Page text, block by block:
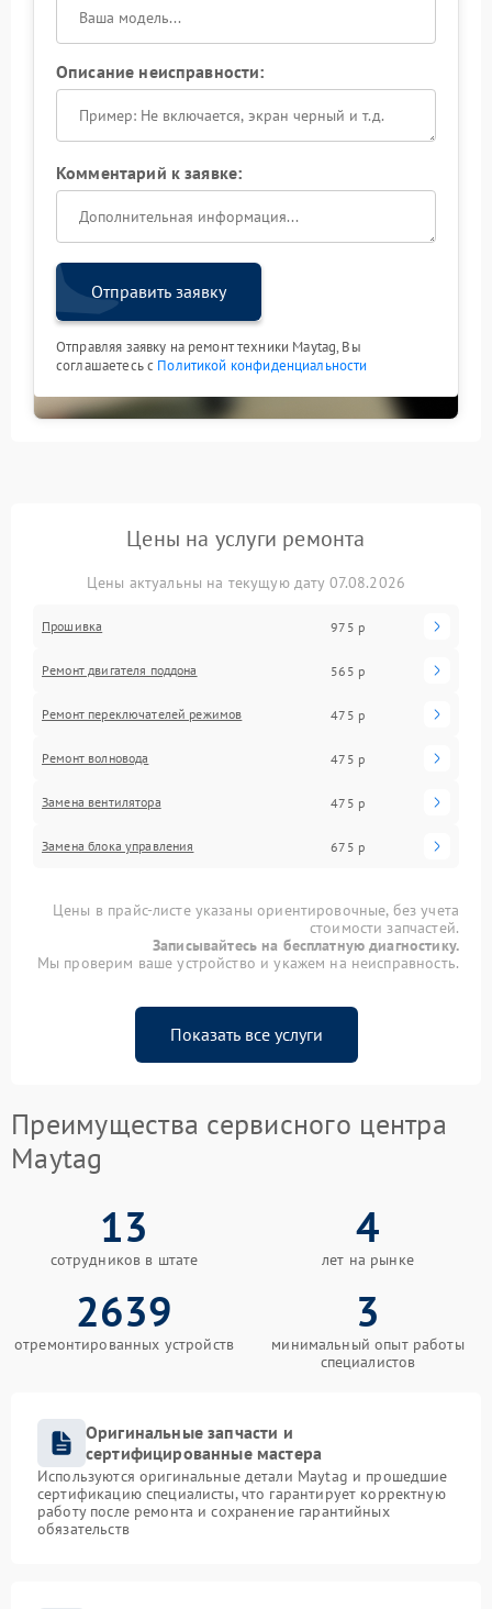
Описание неисправности:
Комментарий к заявке:
Отправить заявку
Отправляя заявку на ремонт техники Maytag, Вы
соглашаетесь с Политикой конфиденциальности
Цены на услуги ремонта
Цены актуальны на текущую дату 07.08.2026
Прошивка 975 р
Ремонт двигателя поддона 565 р
Ремонт переключателей режимов 475 р
Ремонт волновода 475 р
Замена вентилятора 475 р
Замена блока управления 675 р
Цены в прайс-листе указаны ориентировочные, без учета
стоимости запчастей.
Записывайтесь на бесплатную диагностику.
Мы проверим ваше устройство и укажем на неисправность.
Показать все услуги
Преимущества сервисного центра
Maytag
13
сотрудников в штате
4
лет на рынке
2639
отремонтированных устройств
3
минимальный опыт работы
специалистов
Оригинальные запчасти и
сертифицированные мастера
Используются оригинальные детали Maytag и прошедшие
сертификацию специалисты, что гарантирует корректную
работу после ремонта и сохранение гарантийных
обязательств